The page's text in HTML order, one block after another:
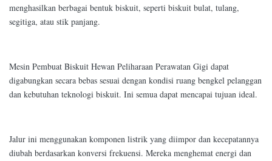
menghasilkan berbagai bentuk biskuit, seperti biskuit bulat, tulang,
segitiga, atau stik panjang.
Mesin Pembuat Biskuit Hewan Peliharaan Perawatan Gigi dapat
digabungkan secara bebas sesuai dengan kondisi ruang bengkel pelanggan
dan kebutuhan teknologi biskuit. Ini semua dapat mencapai tujuan ideal.
Jalur ini menggunakan komponen listrik yang diimpor dan kecepatannya
diubah berdasarkan konversi frekuensi. Mereka menghemat energi dan